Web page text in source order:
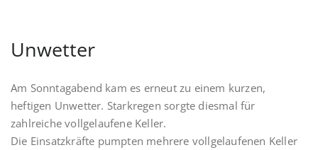
Unwetter
Am Sonntagabend kam es erneut zu einem kurzen,
heftigen Unwetter. Starkregen sorgte diesmal für
zahlreiche vollgelaufene Keller.
Die Einsatzkräfte pumpten mehrere vollgelaufenen Keller